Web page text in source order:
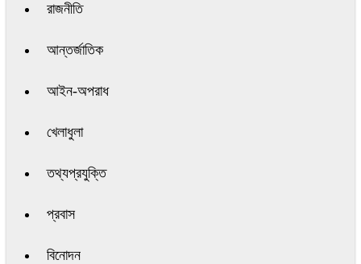
রাজনীতি
আন্তর্জাতিক
আইন-অপরাধ
খেলাধুলা
তথ্যপ্রযুক্তি
প্রবাস
বিনোদন